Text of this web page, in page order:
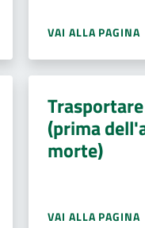
VAI ALLA PAGINA
(prima
morte)
VAI ALLA PAGINA